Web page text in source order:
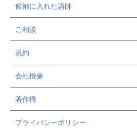
候補に入れた講師
ご相談
規約
会社概要
著作権
プライバシーポリシー